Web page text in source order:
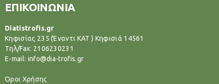
ΕΠΙΚΟΙΝΩΝΙΑ
Diatistrofis.gr
Κηφισίας 235 (Έναντι ΚΑΤ ) Κηφισιά 14561
Tηλ/Fax: 2106230231
E-mail: info@dia-trofis.gr
Όροι Χρήσης